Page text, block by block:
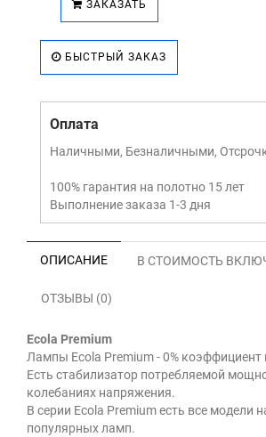
ЗАКАЗАТЬ
БЫСТРЫЙ ЗАКАЗ
Оплата
Наличными, Безналичными,
100% гарантия на полотно 15 лет
Выполнение заказа 1-3 дня
ОПИСАНИЕ В СТОИМОСТЬ
ОТЗЫВЫ (0)
Ecola Premium
Лампы Ecola Premium - 0% коэффициент
Есть стабилизатор потребляемой
колебаниях напряжения.
В серии Ecola Premium есть все модели
популярных ламп.